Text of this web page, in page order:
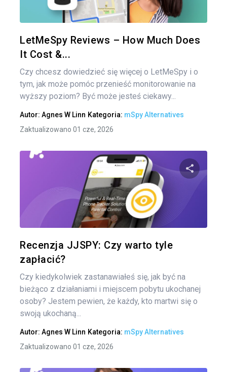
LetMeSpy Reviews – How Much Does
It Cost &...
Czy chcesz dowiedzieć się więcej o LetMeSpy i o
tym, jak może pomóc przenieść monitorowanie na
wyższy poziom? Być może jesteś ciekawy...
Autor: Agnes W Linn Kategoria: mSpy Alternatives
Zaktualizowano 01 cze, 2026
Recenzja JJSPY: Czy warto tyle
zapłacić?
Czy kiedykolwiek zastanawiałeś się, jak być na
bieżąco z działaniami i miejscem pobytu ukochanej
osoby? Jestem pewien, że każdy, kto martwi się o
swoją ukochaną...
Autor: Agnes W Linn Kategoria: mSpy Alternatives
Zaktualizowano 01 cze, 2026